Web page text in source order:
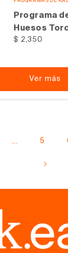
Programa
Huesos
Precio
$ 2,350
Ver más
… 5